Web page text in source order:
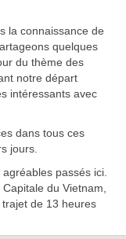
la connaissance de
quelques
du thème des
notre départ
intéressants avec
dans tous ces
jours.
passés ici.
du Vietnam,
de 13 heures